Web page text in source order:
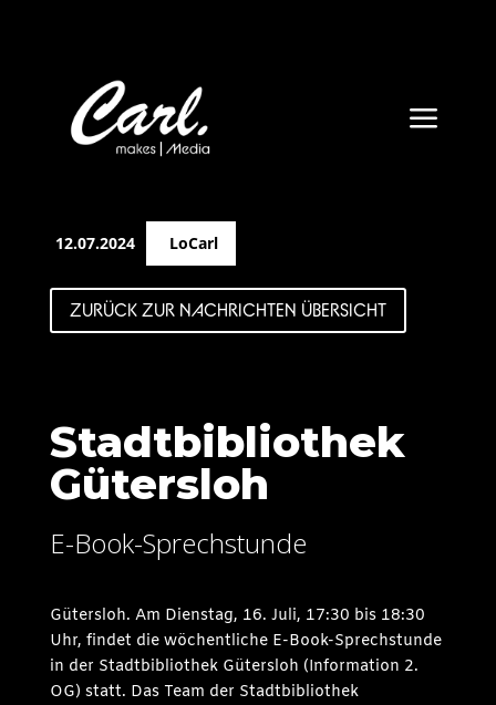
a
12.07.2024 LoCarl
ZURÜCK ZUR NACHRICHTEN ÜBERSICHT
Stadtbibliothek
Gütersloh
E-Book-Sprechstunde
Gütersloh. Am Dienstag, 16. Juli, 17:30 bis 18:30
Uhr, findet die wöchentliche E-Book-Sprechstunde
in der Stadtbibliothek Gütersloh (Information 2.
OG) statt. Das Team der Stadtbibliothek